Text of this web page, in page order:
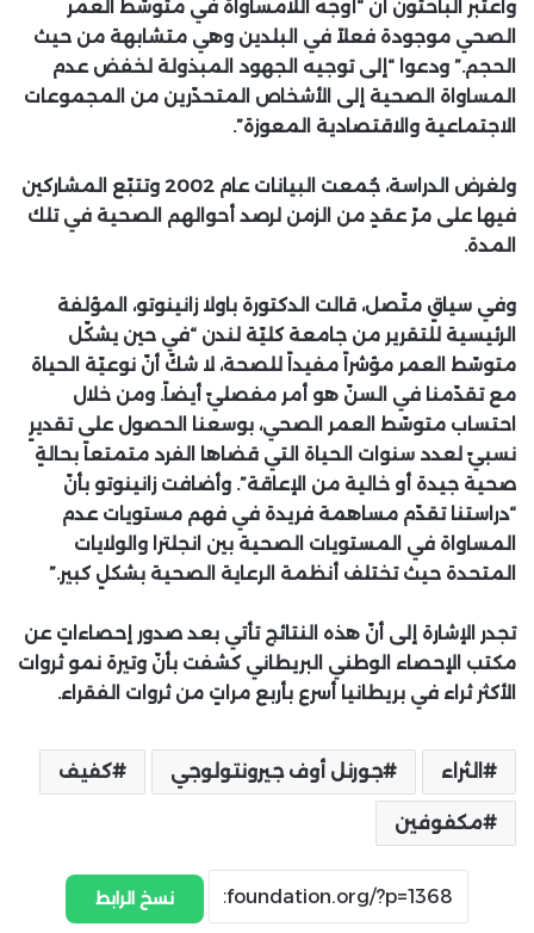
واعتبر الباحثون أنّ “أوجه اللامساواة في متوسّط العمر
الصحي موجودة فعلاً في البلدين وهي متشابهة من حيث
الحجم.” ودعوا “إلى توجيه الجهود المبذولة لخفض عدم
المساواة الصحية إلى الأشخاص المتحدّرين من المجموعات
الاجتماعية والاقتصادية المعوزة”.
ولغرض الدراسة، جُمعت البيانات عام 2002 وتتبّع المشاركين
فيها على مرّ عقدٍ من الزمن لرصد أحوالهم الصحية في تلك
المدة.
وفي سياقٍ متّصل، قالت الدكتورة باولا زانينوتو، المؤلفة
الرئيسية للتقرير من جامعة كليّة لندن “في حين يشكّل
متوسّط العمر مؤشراً مفيداً للصحة، لا شكّ أنّ نوعيّة الحياة
مع تقدّمنا في السنّ هو أمر مفصليّ أيضاً. ومن خلال
احتساب متوسّط العمر الصحي، بوسعنا الحصول على تقديرٍ
نسبيّ لعدد سنوات الحياة التي قضاها الفرد متمتعاً بحالةٍ
صحية جيدة أو خالية من الإعاقة”. وأضافت زانينوتو بأنّ
“دراستنا تقدّم مساهمة فريدة في فهم مستويات عدم
المساواة في المستويات الصحية بين انجلترا والولايات
المتحدة حيث تختلف أنظمة الرعاية الصحية بشكلٍ كبير.”
تجدر الإشارة إلى أنّ هذه النتائج تأتي بعد صدور إحصاءاتٍ عن
مكتب الإحصاء الوطني البريطاني كشفت بأنّ وتيرة نمو ثروات
الأكثر ثراء في بريطانيا أسرع بأربع مراتٍ من ثروات الفقراء.
الثراء جورنل أوف جيرونتولوجي كفيف
مكفوفين
نسخ الرابط